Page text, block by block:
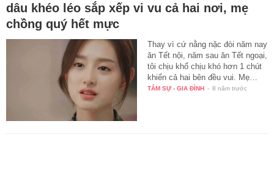
dâu khéo léo sắp xếp vi vu cả hai nơi, mẹ
chồng quý hết mực
Thay vì cứ nằng nặc đòi năm nay
ăn Tết nội, năm sau ăn Tết ngoại,
tôi chịu khổ chịu khó hơn 1 chút
khiến cả hai bên đều vui. Mẹ…
TÂM SỰ - GIA ĐÌNH - 8 năm trước